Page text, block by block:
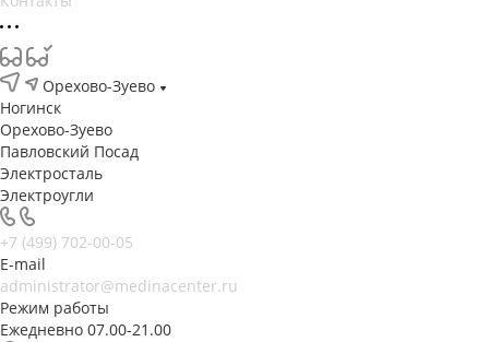
Орехово-Зуево
Ногинск
Орехово-Зуево
Павловский Посад
Электросталь
Электроугли
+7 (499) 702-00-05
E-mail
administrator@medinacenter.ru
Режим работы
Ежедневно 07.00-21.00